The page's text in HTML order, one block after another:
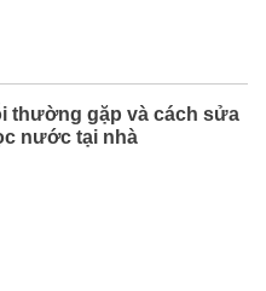
thường gặp và cách sửa
nước tại nhà